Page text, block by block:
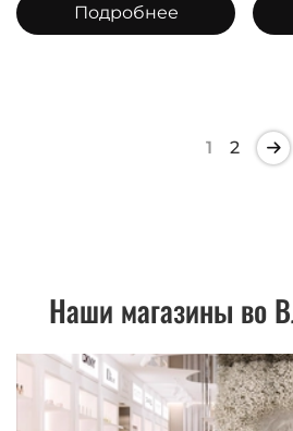
Подробнее
1 2
Наши магазины во